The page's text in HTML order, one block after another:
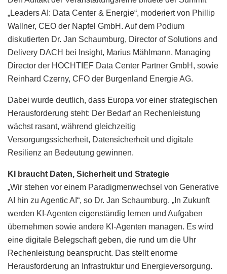
„Leaders AI: Data Center & Energie“, moderiert von Phillip
Wallner, CEO der Napfel GmbH. Auf dem Podium
diskutierten Dr. Jan Schaumburg, Director of Solutions and
Delivery DACH bei Insight, Marius Mählmann, Managing
Director der HOCHTIEF Data Center Partner GmbH, sowie
Reinhard Czerny, CFO der Burgenland Energie AG.
Dabei wurde deutlich, dass Europa vor einer strategischen
Herausforderung steht: Der Bedarf an Rechenleistung
wächst rasant, während gleichzeitig
Versorgungssicherheit, Datensicherheit und digitale
Resilienz an Bedeutung gewinnen.
KI braucht Daten, Sicherheit und Strategie
„Wir stehen vor einem Paradigmenwechsel von Generative
AI hin zu Agentic AI“, so Dr. Jan Schaumburg. „In Zukunft
werden KI-Agenten eigenständig lernen und Aufgaben
übernehmen sowie andere KI-Agenten managen. Es wird
eine digitale Belegschaft geben, die rund um die Uhr
Rechenleistung beansprucht. Das stellt enorme
Herausforderung an Infrastruktur und Energieversorgung.